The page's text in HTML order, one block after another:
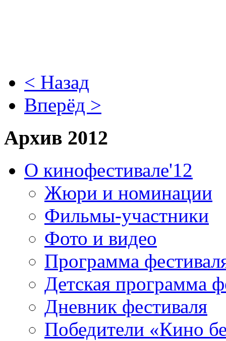
< Назад
Вперёд >
Архив 2012
О кинофестивале'12
Жюри и номинации
Фильмы-участники
Фото и видео
Программа
Детская программа
Дневник фестиваля
Победители «Кино